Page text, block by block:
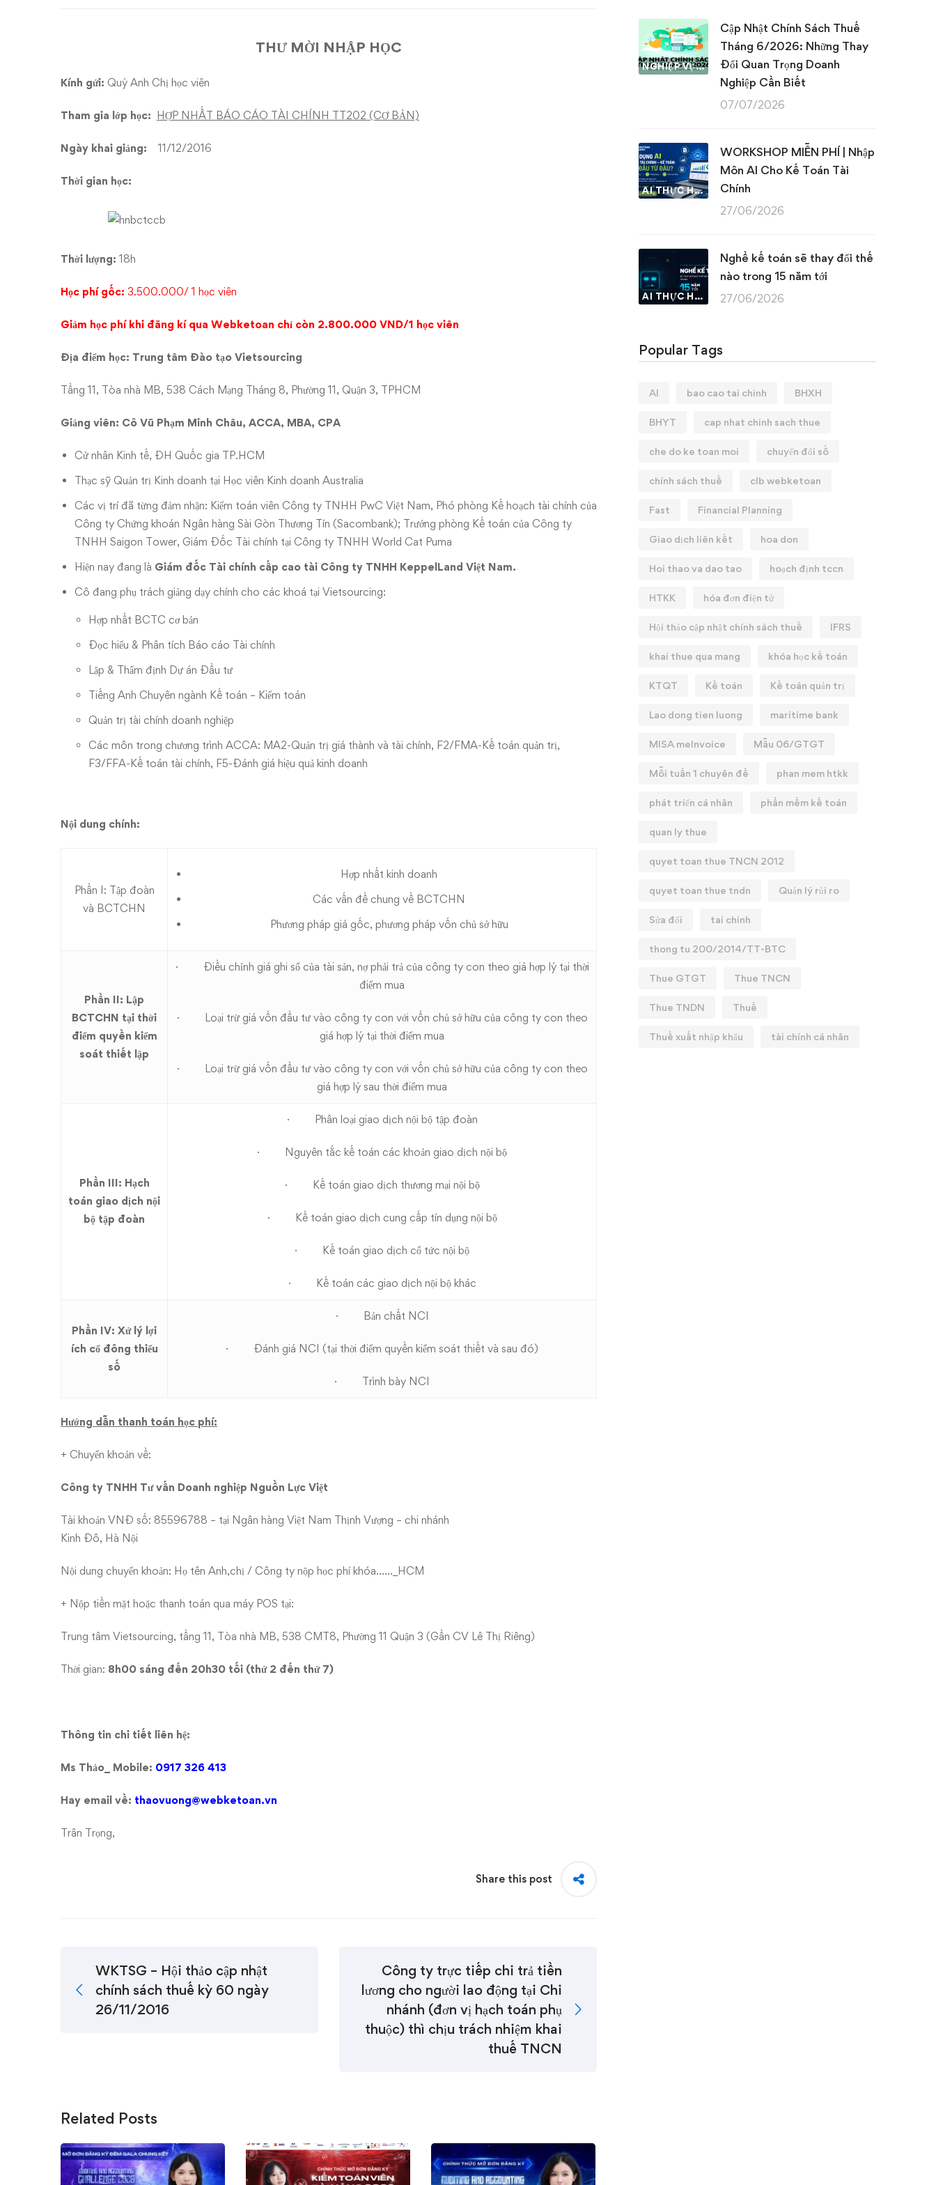
Chính
TT202(Cơ
bản)
THƯ MỜI NHẬP HỌC
Kính gửi: Quý Anh Chị học viên
Tham gia lớp học: HỢP NHẤT BÁO CÁO TÀI CHÍNH TT202 (CƠ BẢN)
Ngày khai giảng: 11/12/2016
Thời gian học:
Thời lượng: 18h
Học phí gốc: 3.500.000/ 1 học viên
Giảm học phí khi đăng kí qua Webketoan chỉ còn 2.800.000 VND/1 học viên
Địa điểm học: Trung tâm Đào tạo Vietsourcing
Tầng 11, Tòa nhà MB, 538 Cách Mạng Tháng 8, Phường 11, Quận 3, TPHCM
Giảng viên: Cô Vũ Phạm Minh Châu, ACCA, MBA, CPA
Cử nhân Kinh tế, ĐH Quốc gia TP.HCM
Thạc sỹ Quản trị Kinh doanh tại Học viên Kinh doanh Australia
Các vị trí đã từng đảm nhận: Kiểm toán viên Công ty TNHH PwC Việt Nam, Phó phòng Kế hoạch tài chính của
Công ty Chứng khoán Ngân hàng Sài Gòn Thương Tín (Sacombank); Trưởng phòng Kế toán của Công ty
TNHH Saigon Tower, Giám Đốc Tài chính tại Công ty TNHH World Cat Puma
Hiện nay đang là Giám đốc Tài chính cấp cao tài Công ty TNHH KeppelLand Việt Nam.
Cô đang phụ trách giảng dạy chính cho các khoá tại Vietsourcing:
Hợp nhất BCTC cơ bản
Đọc hiểu & Phân tích Báo cáo Tài chính
Lập & Thẩm định Dự án Đầu tư
Tiếng Anh Chuyên ngành Kế toán – Kiểm toán
Quản trị tài chính doanh nghiệp
Các môn trong chương trình ACCA: MA2-Quản trị giá thành và tài chính, F2/FMA-Kế toán quản trị,
F3/FFA-Kế toán tài chính, F5-Đánh giá hiệu quả kinh doanh
Nội dung chính:
Phần I: Tập đoàn
và BCTCHN
Hợp nhất kinh doanh
Các vấn đề chung về BCTCHN
Phương pháp giá gốc, phương pháp vốn chủ sở hữu
Phần II: Lập
BCTCHN tại thời
điểm quyền kiểm
soát thiết lập
· Điều chỉnh giá ghi sổ của tài sản, nợ phải trả của công ty con theo giá hợp lý tại thời
điểm mua
· Loại trừ giá vốn đầu tư vào công ty con với vốn chủ sở hữu của công ty con theo
giá hợp lý tại thời điểm mua
· Loại trừ giá vốn đầu tư vào công ty con với vốn chủ sở hữu của công ty con theo
giá hợp lý sau thời điểm mua
Phần III: Hạch
toán giao dịch nội
bộ tập đoàn
· Phân loại giao dịch nội bộ tập đoàn
· Nguyên tắc kế toán các khoản giao dịch nội bộ
· Kế toán giao dịch thương mại nội bộ
· Kế toán giao dịch cung cấp tín dụng nội bộ
· Kế toán giao dịch cổ tức nội bộ
· Kế toán các giao dịch nội bộ khác
Phần IV: Xử lý lợi
ích cổ đông thiểu
số
· Bản chất NCI
· Đánh giá NCI (tại thời điểm quyền kiểm soát thiết và sau đó)
· Trình bày NCI
Hướng dẫn thanh toán học phí:
+ Chuyển khoản về:
Công ty TNHH Tư vấn Doanh nghiệp Nguồn Lực Việt
Tài khoản VNĐ số: 85596788 – tại Ngân hàng Việt Nam Thịnh Vượng – chi nhánh
Kinh Đô, Hà Nội
Nội dung chuyển khoản: Họ tên Anh,chị / Công ty nộp học phí khóa……_HCM
+ Nộp tiền mặt hoặc thanh toán qua máy POS tại:
Trung tâm Vietsourcing, tầng 11, Tòa nhà MB, 538 CMT8, Phường 11 Quận 3 (Gần CV Lê Thị Riêng)
Thời gian: 8h00 sáng đến 20h30 tối (thứ 2 đến thứ 7)
Thông tin chi tiết liên hệ:
Ms Thảo_ Mobile: 0917 326 413
Hay email về: thaovuong@webketoan.vn
Trân Trọng,
Share this post
WKTSG – Hội thảo cập nhật
chính sách thuế kỳ 60 ngày
26/11/2016
Công ty trực tiếp chi trả tiền
lương cho người lao động tại Chi
nhánh (đơn vị hạch toán phụ
thuộc) thì chịu trách nhiệm khai
thuế TNCN
Related Posts
NGHIỆP VỤ KẾ TOÁN & THUẾ
Cập Nhật Chính Sách Thuế
Tháng 6/2026: Những Thay
Đổi Quan Trọng Doanh
Nghiệp Cần Biết
07/07/2026
AI THỰC HÀNH
WORKSHOP MIỄN PHÍ | Nhập
Môn AI Cho Kế Toán Tài
Chính
27/06/2026
AI THỰC HÀNH
Nghề kế toán sẽ thay đổi thế
nào trong 15 năm tới
27/06/2026
Popular Tags
AI bao cao tai chinh BHXH
BHYT cap nhat chinh sach thue
che do ke toan moi chuyển đổi số
chính sách thuế clb webketoan
Fast Financial Planning
Giao dịch liên kết hoa don
Hoi thao va dao tao hoạch định tccn
HTKK hóa đơn điện tử
Hội thảo cập nhật chính sách thuế IFRS
khai thue qua mang khóa học kế toán
KTQT Kế toán Kế toán quản trị
Lao dong tien luong maritime bank
MISA meInvoice Mẫu 06/GTGT
Mỗi tuần 1 chuyên đề phan mem htkk
phát triển cá nhân phần mềm kế toán
quan ly thue
quyet toan thue TNCN 2012
quyet toan thue tndn Quản lý rủi ro
Sửa đổi tai chinh
thong tu 200/2014/TT-BTC
Thue GTGT Thue TNCN
Thue TNDN Thuế
Thuế xuất nhập khẩu tài chính cá nhân